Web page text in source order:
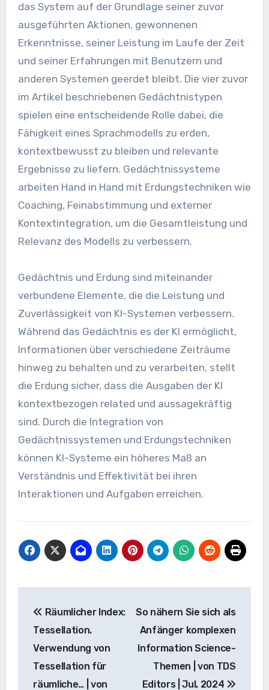
das System auf der Grundlage seiner zuvor
ausgeführten Aktionen, gewonnenen
Erkenntnisse, seiner Leistung im Laufe der Zeit
und seiner Erfahrungen mit Benutzern und
anderen Systemen geerdet bleibt. Die vier zuvor
im Artikel beschriebenen Gedächtnistypen
spielen eine entscheidende Rolle dabei, die
Fähigkeit eines Sprachmodells zu erden,
kontextbewusst zu bleiben und relevante
Ergebnisse zu liefern. Gedächtnissysteme
arbeiten Hand in Hand mit Erdungstechniken wie
Coaching, Feinabstimmung und externer
Kontextintegration, um die Gesamtleistung und
Relevanz des Modells zu verbessern.
Gedächtnis und Erdung sind miteinander
verbundene Elemente, die die Leistung und
Zuverlässigkeit von KI-Systemen verbessern.
Während das Gedächtnis es der KI ermöglicht,
Informationen über verschiedene Zeiträume
hinweg zu behalten und zu verarbeiten, stellt
die Erdung sicher, dass die Ausgaben der KI
kontextbezogen related und aussagekräftig
sind. Durch die Integration von
Gedächtnissystemen und Erdungstechniken
können KI-Systeme ein höheres Maß an
Verständnis und Effektivität bei ihren
Interaktionen und Aufgaben erreichen.
Navigation
Räumlicher Index:
Tessellation.
Verwendung von
Tessellation für
räumliche… | von
So nähern Sie sich als
Anfänger komplexen
Information Science-
Themen | von TDS
Editors | Jul, 2024